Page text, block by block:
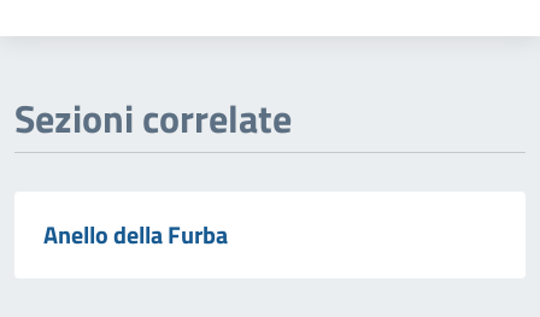
Sezioni correlate
Anello della Furba